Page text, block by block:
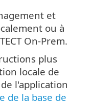
et
ou à
On-Prem.
plus
locale de
l'application
de la base de